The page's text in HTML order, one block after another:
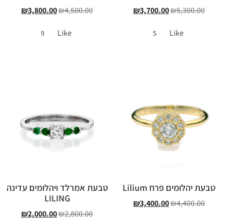
₪5,300.00
₪3,700.00
Like
5
₪4,500.00
₪3,800.00
Like
9
טבעת יהלומים פרח Lilium
₪4,400.00
₪3,400.00
טבעת אמרלד ויהלומים עדינה
LILING
₪2,800.00
₪2,000.00